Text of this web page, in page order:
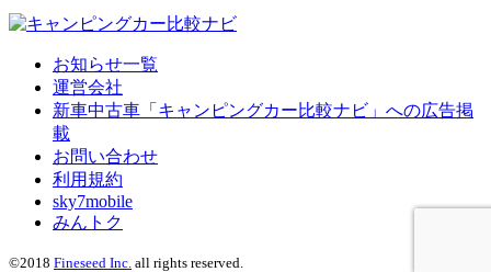
お知らせ一覧
運営会社
新車中古車「キャンピングカー比較ナビ」への広告掲
載
お問い合わせ
利用規約
sky7mobile
みんトク
©2018 Fineseed Inc. all rights reserved.